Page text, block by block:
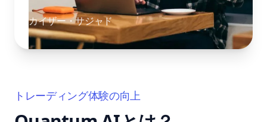
カイザー・サジャド
トレーディング体験の向上